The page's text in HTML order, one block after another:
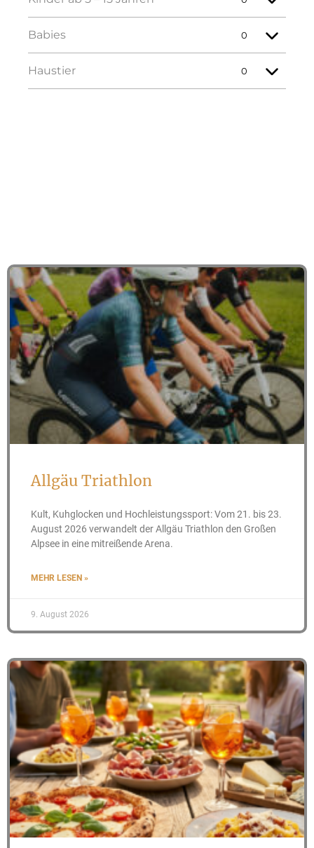
Allgäu Triathlon
Kult, Kuhglocken und Hochleistungssport: Vom 21. bis 23.
August 2026 verwandelt der Allgäu Triathlon den Großen
Alpsee in eine mitreißende Arena.
MEHR LESEN »
9. August 2026